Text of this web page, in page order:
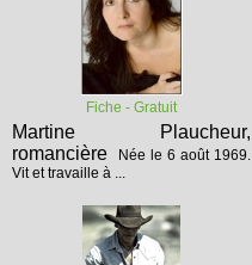
Fiche - Gratuit
Martine Plaucheur,
romancière
Née le 6 août 1969.
Vit et travaille à ...